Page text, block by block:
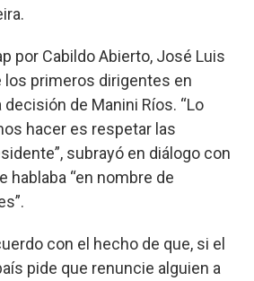
por Cabildo Abierto, José Luis
los primeros dirigentes en
de Manini Ríos. “Lo
hacer es respetar las
subrayó en diálogo con
hablaba “en nombre de
con el hecho de que, si el
pide que renuncie alguien a